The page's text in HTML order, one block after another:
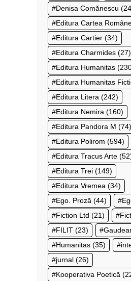
Denisa Comănescu
Editura Cartea
Editura Cartier (34)
Editura Charmides (27)
Editura Humanitas
Editura Humanitas
Editura Litera (242)
Editura Nemira (160)
Editura Pandora M (74)
Editura Polirom (594)
Editura Tracus Arte
Editura Trei (149)
Editura Vremea (34)
Ego. Proză (44)
Fiction Ltd (21)
FILIT (23)
Humanitas (35)
jurnal (26)
Kooperativa Poetică